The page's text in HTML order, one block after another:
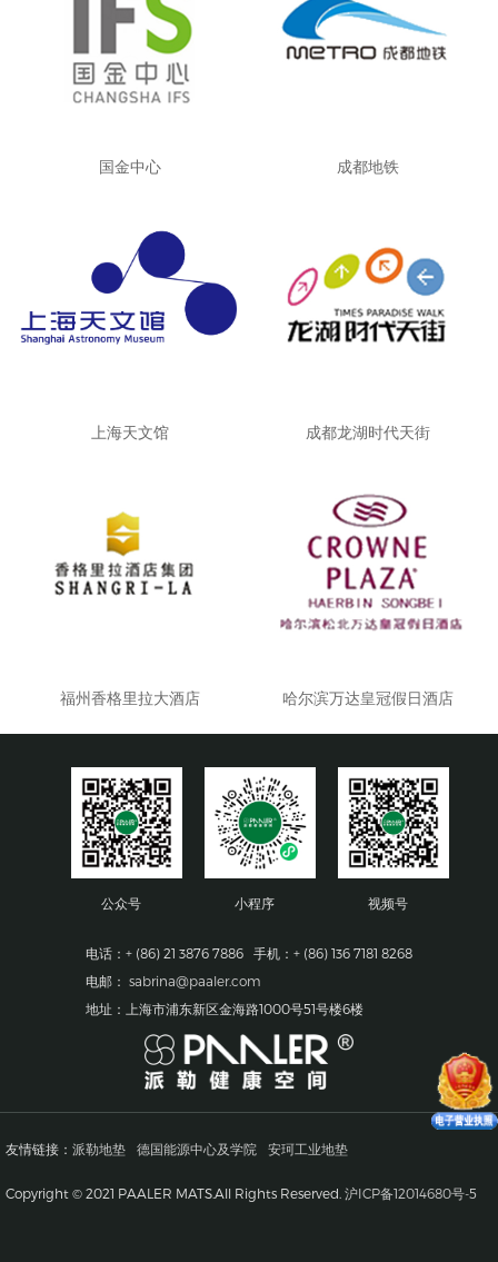
国金中心 成都地铁
上海天文馆 成都龙湖时代天街
福州香格里拉大酒店 哈尔滨万达皇冠假日酒店
电话：+ (86) 21 3876 7886 手机：+ (86) 136 7181 8268
电邮： sabrina@paaler.com
地址：上海市浦东新区金海路1000号51号楼6楼
公众号 小程序 视频号
友情链接： 派勒地垫 德国能源中心及学院 安珂工业地垫
Copyright © 2021 PAALER MATS.All Rights Reserved. 沪ICP备12014680号-5